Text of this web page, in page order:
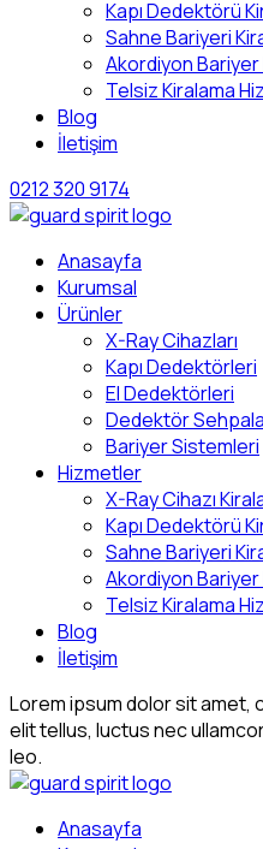
Kapı Dedektörü
Sahne Bariyeri
Akordiyon Bariyer
Telsiz Kiralama
Blog
İletişim
0212 320 9174
Anasayfa
Kurumsal
Ürünler
X-Ray Cihazları
Kapı Dedektörleri
El Dedektörleri
Dedektör
Bariyer Sistemleri
Hizmetler
X-Ray Cihazı
Kapı Dedektörü
Sahne Bariyeri
Akordiyon Bariyer
Telsiz Kiralama
Blog
İletişim
Lorem ipsum dolor sit
elit tellus, luctus nec
leo.
Anasayfa